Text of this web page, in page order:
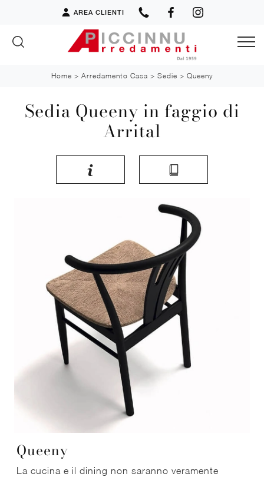
AREA CLIENTI
Home > Arredamento Casa > Sedie > Queeny
Sedia Queeny in faggio di
Arrital
Queeny
La cucina e il dining non saranno veramente